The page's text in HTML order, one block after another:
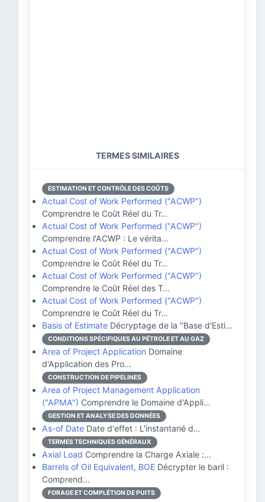
TERMES SIMILAIRES
ESTIMATION ET CONTRÔLE DES COÛTS
Actual Cost of Work Performed ("ACWP")
Comprendre le Coût Réel du Tr…
Actual Cost of Work Performed ("ACWP")
Comprendre l'ACWP : Le vérita…
Actual Cost of Work Performed ("ACWP")
Comprendre le Coût Réel du Tr…
Actual Cost of Work Performed ("ACWP")
Comprendre le Coût Réel des T…
Actual Cost of Work Performed ("ACWP")
Comprendre le Coût Réel du Tr…
Basis of Estimate Décryptage de la "Base d'Esti…
CONDITIONS SPÉCIFIQUES AU PÉTROLE ET AU GAZ
Area of Project Application Domaine
d'Application des Pro…
CONSTRUCTION DE PIPELINES
Area of Project Management Application
("APMA") Comprendre le Domaine d'Appli…
GESTION ET ANALYSE DES DONNÉES
As-of Date Date d'effet : L'instantané d…
TERMES TECHNIQUES GÉNÉRAUX
Axial Load Comprendre la Charge Axiale :…
Barrels of Oil Equivalent, BOE Décrypter le baril :
Comprend…
FORAGE ET COMPLÉTION DE PUITS